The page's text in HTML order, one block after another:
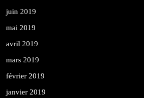
juin 2019
mai 2019
avril 2019
mars 2019
février 2019
janvier 2019